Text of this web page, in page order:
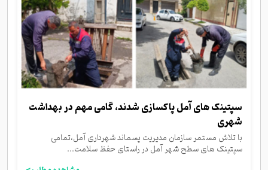
سپتینک های آمل پاکسازی شدند، گامی مهم در بهداشت
شهری
با تلاش مستمر سازمان مدیریت پسماند شهرداری آمل،تمامی
سپتینک های سطح شهر آمل در راستای حفظ سلامت...